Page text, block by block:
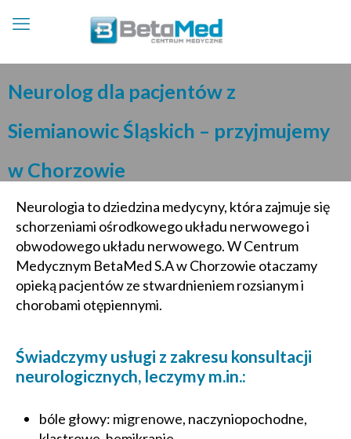
Neurolog dla pacjentów z
Siemianowic Śląskich – przyjmujemy
w Chorzowie
Neurologia to dziedzina medycyny, która zajmuje się
schorzeniami ośrodkowego układu nerwowego i
obwodowego układu nerwowego. W Centrum
Medycznym BetaMed S.A w Chorzowie otaczamy
opieką pacjentów ze stwardnieniem rozsianym i
chorobami otępiennymi.
Świadczymy usługi z zakresu konsultacji
neurologicznych, leczymy m.in.:
bóle głowy: migrenowe, naczyniopochodne,